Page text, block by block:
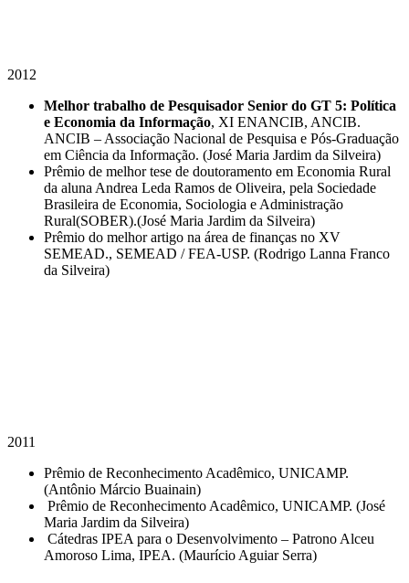
2012
Melhor trabalho de Pesquisador Senior do GT 5: Política
e Economia da Informação, XI ENANCIB, ANCIB.
ANCIB – Associação Nacional de Pesquisa e Pós-Graduação
em Ciência da Informação. (José Maria Jardim da Silveira)
Prêmio de melhor tese de doutoramento em Economia Rural
da aluna Andrea Leda Ramos de Oliveira, pela Sociedade
Brasileira de Economia, Sociologia e Administração
Rural(SOBER).(José Maria Jardim da Silveira)
Prêmio do melhor artigo na área de finanças no XV
SEMEAD., SEMEAD / FEA-USP. (Rodrigo Lanna Franco
da Silveira)
2011
Prêmio de Reconhecimento Acadêmico, UNICAMP.
(Antônio Márcio Buainain)
Prêmio de Reconhecimento Acadêmico, UNICAMP. (José
Maria Jardim da Silveira)
Cátedras IPEA para o Desenvolvimento – Patrono Alceu
Amoroso Lima, IPEA. (Maurício Aguiar Serra)